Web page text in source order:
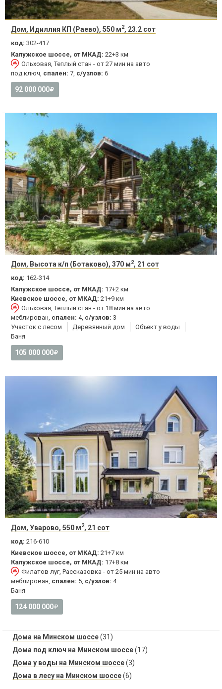
Дом, Идиллия КП (Раево), 550 м2, 23.2 сот
код: 302-417
Калужское шоссе, от МКАД: 22+3 км
Ольховая, Теплый стан - от 27 мин на авто
под ключ, спален: 7, с/узлов: 6
92 000 000
Дом, Высота к/п (Ботаково), 370 м2, 21 сот
код: 162-314
Калужское шоссе, от МКАД: 17+2 км
Киевское шоссе, от МКАД: 21+9 км
Ольховая, Теплый стан - от 18 мин на авто
меблирован, спален: 4, с/узлов: 3
Участок с лесом
Деревянный дом
Объект у воды
Баня
105 000 000
Дом, Уварово, 550 м2, 21 сот
код: 216-610
Киевское шоссе, от МКАД: 21+7 км
Калужское шоссе, от МКАД: 17+8 км
Филатов луг, Рассказовка - от 25 мин на авто
меблирован, спален: 5, с/узлов: 4
Баня
124 000 000
Дома на Минском шоссе(31)
Дома под ключ на Минском шоссе(17)
Дома у воды на Минском шоссе(3)
Дома в лесу на Минском шоссе(6)